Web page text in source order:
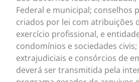
Federal e municipal; conselhos
criados por lei com atribuições
exercício profissional, e
condomínios e sociedades
extrajudiciais e consórcios de
deverá ser transmitida pela